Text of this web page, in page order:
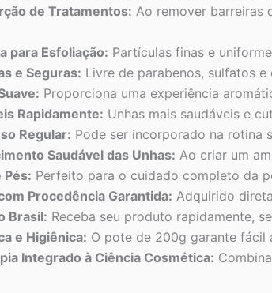
de Tratamentos: Ao remover barreiras
para Esfoliação: Partículas finas e
e Seguras: Livre de parabenos, sulfatos
Proporciona uma experiência
Rapidamente: Unhas mais saudáveis e
Regular: Pode ser incorporado na rotina
Saudável das Unhas: Ao criar um
Pés: Perfeito para o cuidado completo da
Procedência Garantida: Adquirido
Brasil: Receba seu produto rapidamente,
e Higiênica: O pote de 200g garante fácil
Integrado à Ciência Cosmética: